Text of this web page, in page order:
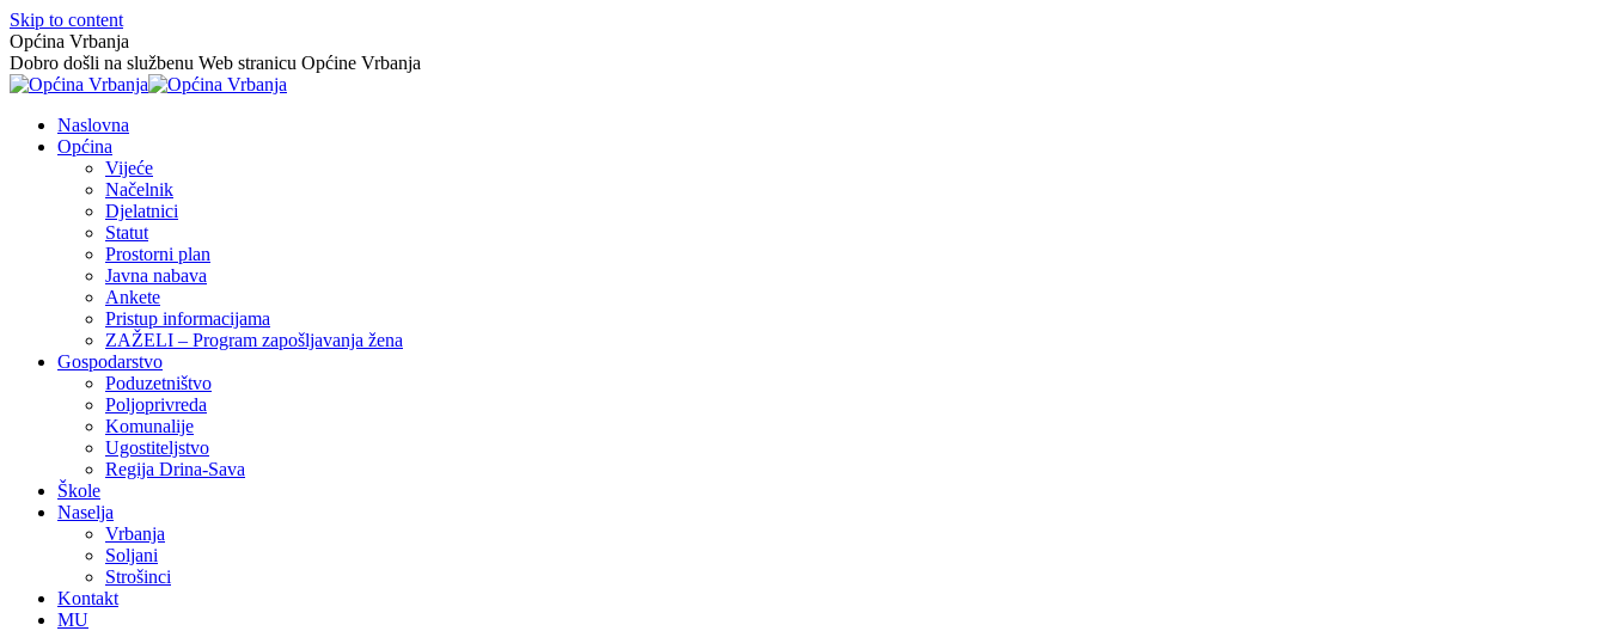
Skip to content
Općina Vrbanja
Dobro došli na službenu Web stranicu Općine Vrbanja
Naslovna
Općina
Vijeće
Načelnik
Djelatnici
Statut
Prostorni plan
Javna nabava
Ankete
Pristup informacijama
ZAŽELI – Program zapošljavanja žena
Gospodarstvo
Poduzetništvo
Poljoprivreda
Komunalije
Ugostiteljstvo
Regija Drina-Sava
Škole
Naselja
Vrbanja
Soljani
Strošinci
Kontakt
MU